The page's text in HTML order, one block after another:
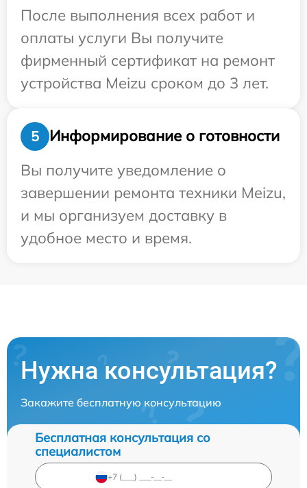
После выполнения всех работ и
оплаты услуги Вы получите
фирменный сертификат на ремонт
устройства Meizu сроком до 3 лет.
5
Информирование о готовности
Вы получите уведомление о
завершении ремонта техники Meizu,
и мы организуем доставку в
удобное место и время.
Нужна консультация?
Закажите бесплатную консультацию
Бесплатная консультация со
специалистом